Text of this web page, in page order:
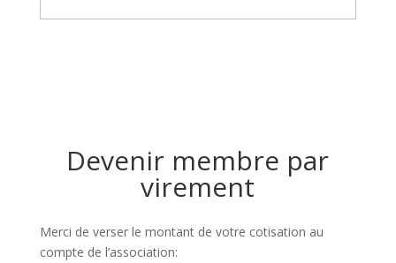
Devenir membre par
virement
Merci de verser le montant de votre cotisation au
compte de l’association: